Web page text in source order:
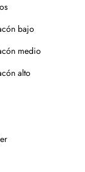
o
la forma y el
en frío,
y, si puedes,
bajo
medio
alto